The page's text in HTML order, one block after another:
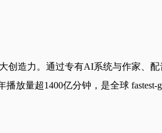
创造力。通过专有AI系统与作家、
放量超1400亿分钟，是全球 fastest-